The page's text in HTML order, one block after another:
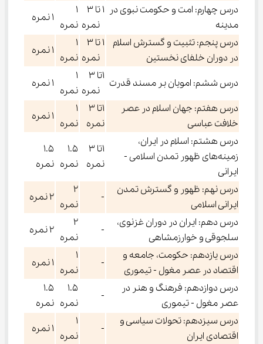
درس چهارم: امت و حکومت نبوی در
مدینه
۱ تا ۳
نمره
۱
نمره
۱ نمره
درس پنجم: تثبیت و گسترش اسلام
در دوران خلفای نخستین
۱ تا ۳
نمره
۱
نمره
۱ نمره
درس ششم: امویان بر مسند قدرت
۱تا ۳
نمره
۱
نمره
۱ نمره
درس هفتم: جهان اسلام در عصر
خلافت عباسی
نمره
۱
نمره
۱ نمره
درس هشتم: اسلام در ایران،
زمینه‌های ظهور تمدن اسلامی -
ایرانی
نمره
۱.۵
نمره
۱.۵
نمره
درس نهم: ظهور و گسترش تمدن
ایرانی اسلامی
-
۲
نمره
۲ نمره
درس دهم: ایران در دوران غزنوی،
سلجوقی و خوارزمشاهی
-
۲
نمره
۲ نمره
درس یازدهم: حکومت، جامعه و
اقتصاد در عصر مغول - تیموری
-
۱
نمره
۱ نمره
درس دوازدهم: فرهنگ و هنر در
عصر مغول - تیموری
-
۱.۵
نمره
۱.۵
نمره
درس سیزدهم: تحولات سیاسی و
اقتصادی ایران
-
۱
نمره
۱ نمره